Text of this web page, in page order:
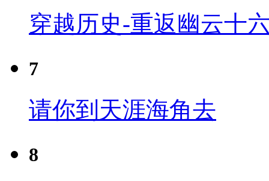
穿越历史-重返幽云十
7
请你到天涯海角去
8